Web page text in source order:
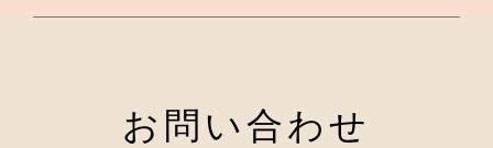
お問い合わせ